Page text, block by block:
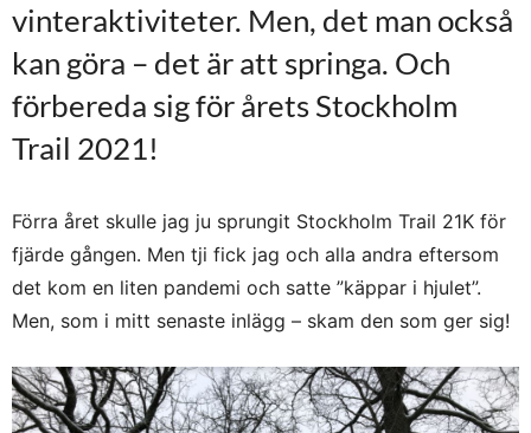
vinteraktiviteter. Men, det man också
kan göra – det är att springa. Och
förbereda sig för årets Stockholm
Trail 2021!
Förra året skulle jag ju sprungit Stockholm Trail 21K för
fjärde gången. Men tji fick jag och alla andra eftersom
det kom en liten pandemi och satte ”käppar i hjulet”.
Men, som i mitt senaste inlägg – skam den som ger sig!